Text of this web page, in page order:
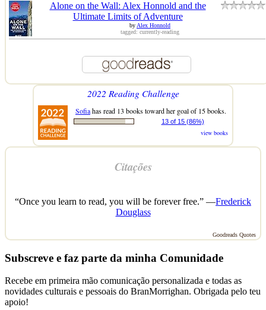
Alone on the Wall: Alex Honnold and the
Ultimate Limits of Adventure
byAlex Honnold
tagged: currently-reading
2022 Reading Challenge
Sofiahas read 13 books toward her goal of 15 books.
13 of 15 (86%)
view books
Citações
“Once you learn to read, you will be forever free.” —Frederick
Douglass
Goodreads Quotes
Subscreve e faz parte da minha Comunidade
Recebe em primeira mão comunicação personalizada e todas as
novidades culturais e pessoais do BranMorrighan. Obrigada pelo teu
apoio!